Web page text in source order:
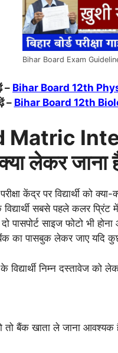
Bihar Board Exam
– Bihar Board 12th
– Bihar Board 12th
Matric
लेकर जाना
केंद्र पर विद्यार्थी को
सबसे पहले कलर प्रिंट में
पासपोर्ट साइज फोटो भी
का पासबुक लेकर जाए यदि
विद्यार्थी निम्न दस्तावेज
तो बैंक खाता ले जाना आवश्यक